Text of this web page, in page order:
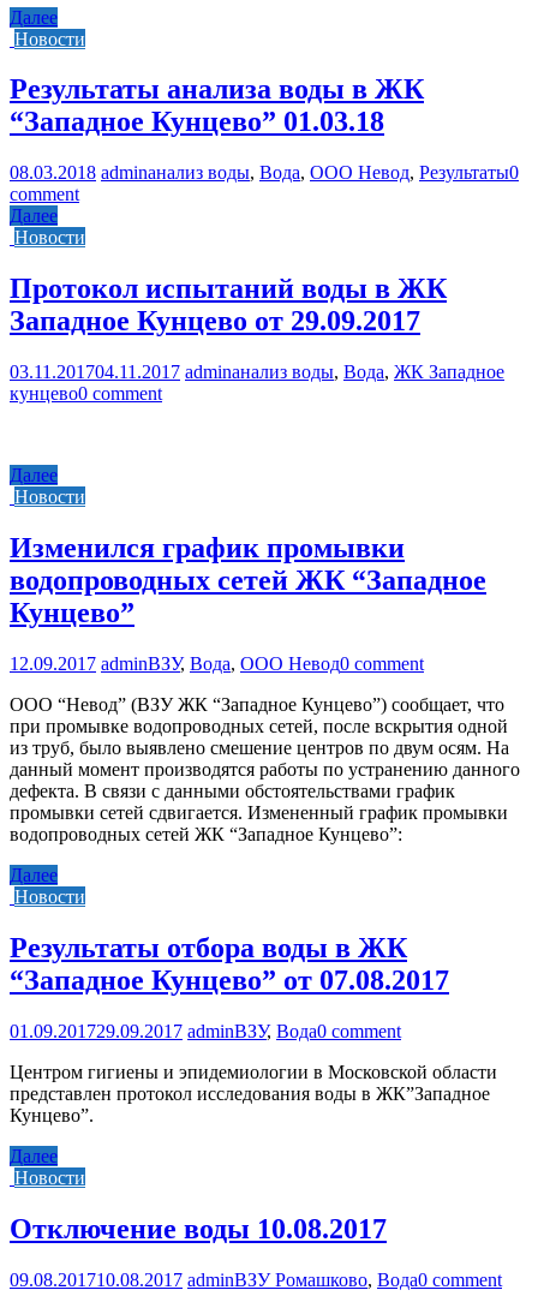
Далее
Новости
Результаты анализа воды в ЖК
“Западное Кунцево” 01.03.18
08.03.2018 adminанализ воды, Вода, ООО Невод, Результаты0
comment
Далее
Новости
Протокол испытаний воды в ЖК
Западное Кунцево от 29.09.2017
03.11.201704.11.2017 adminанализ воды, Вода, ЖК Западное
кунцево0 comment
Далее
Новости
Изменился график промывки
водопроводных сетей ЖК “Западное
Кунцево”
12.09.2017 adminВЗУ, Вода, ООО Невод0 comment
ООО “Невод” (ВЗУ ЖК “Западное Кунцево”) сообщает, что
при промывке водопроводных сетей, после вскрытия одной
из труб, было выявлено смешение центров по двум осям. На
данный момент производятся работы по устранению данного
дефекта. В связи с данными обстоятельствами график
промывки сетей сдвигается. Измененный график промывки
водопроводных сетей ЖК “Западное Кунцево”:
Далее
Новости
Результаты отбора воды в ЖК
“Западное Кунцево” от 07.08.2017
01.09.201729.09.2017 adminВЗУ, Вода0 comment
Центром гигиены и эпидемиологии в Московской области
представлен протокол исследования воды в ЖК”Западное
Кунцево”.
Далее
Новости
Отключение воды 10.08.2017
09.08.201710.08.2017 adminВЗУ Ромашково, Вода0 comment